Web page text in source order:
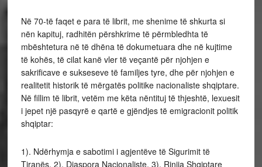
Në 70-të faqet e para të librit, me shenime të shkurta si
nën kapituj, radhitën përshkrime të përmbledhta të
mbështetura në të dhëna të dokumetuara dhe në kujtime
të kohës, të cilat kanë vler të veçantë për njohjen e
sakrificave e sukseseve të familjes tyre, dhe për njohjen e
realitetit historik të mërgatës politike nacionaliste shqiptare.
Në fillim të librit, vetëm me këta nëntituj të thjeshtë, lexuesit
i jepet një pasqyrë e qartë e gjëndjes të emigracionit politik
shqiptar:
1). Ndërhymja e sabotimi i agjentëve të Sigurimit të
Tiranës. 2). Diaspora Nacionaliste. 3). Rinija Shqiptare